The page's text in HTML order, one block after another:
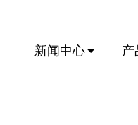
新闻中心 产